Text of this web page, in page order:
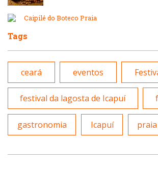
Peixes e Frutos do Mar
Portuguesa
Self-service
Sobremesas e
Variados
Caipilé do Boteco Praia
Tags
ceará eventos
festival da lagosta de Icapuí
gastronomia Icapuí praia